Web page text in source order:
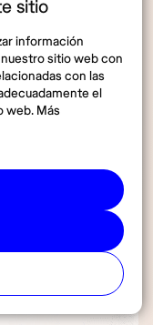
sitio
información
sitio web con
con las
el
web. Más